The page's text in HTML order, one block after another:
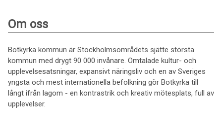
Om oss
Botkyrka kommun är Stockholmsområdets sjätte största
kommun med drygt 90 000 invånare. Omtalade kultur- och
upplevelsesatsningar, expansivt näringsliv och en av Sveriges
yngsta och mest internationella befolkning gör Botkyrka till
långt ifrån lagom - en kontrastrik och kreativ mötesplats, full av
upplevelser.